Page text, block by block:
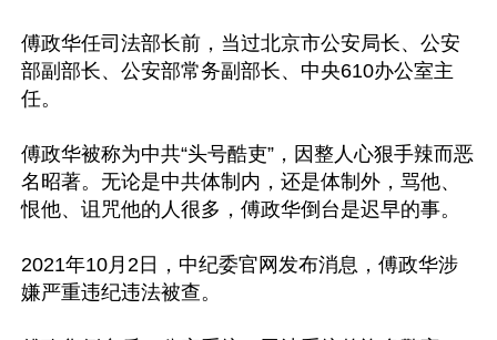
傅政华任司法部长前，当过北京市公安局长、公安
部副部长、公安部常务副部长、中央610办公室主
任。
傅政华被称为中共“头号酷吏”，因整人心狠手辣而恶
名昭著。无论是中共体制内，还是体制外，骂他、
恨他、诅咒他的人很多，傅政华倒台是迟早的事。
2021年10月2日，中纪委官网发布消息，傅政华涉
嫌严重违纪违法被查。